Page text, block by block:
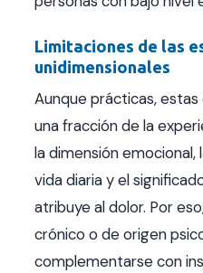
Limitaciones de las
unidimensionales
Aunque prácticas,
una fracción de la
la dimensión
vida diaria y el
atribuye al dolor. Por
crónico o de origen
complementarse con